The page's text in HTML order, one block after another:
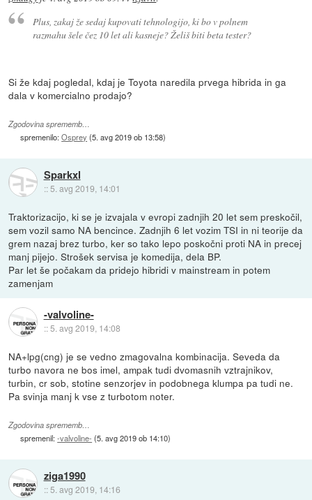
Plus, zakaj že sedaj kupovati tehnologijo, ki bo v polnem
razmahu šele čez 10 let ali kasneje? Želiš biti beta tester?
Si že kdaj pogledal, kdaj je Toyota naredila prvega hibrida in ga
dala v komercialno prodajo?
Zgodovina sprememb…
spremenilo:Osprey (5. avg 2019 ob 13:58)
Sparkxl
:: 5. avg 2019, 14:01
Traktorizacijo, ki se je izvajala v evropi zadnjih 20 let sem preskočil,
sem vozil samo NA bencince. Zadnjih 6 let vozim TSI in ni teorije da
grem nazaj brez turbo, ker so tako lepo poskočni proti NA in precej
manj pijejo. Strošek servisa je komedija, dela BP.
Par let še počakam da pridejo hibridi v mainstream in potem
zamenjam
-valvoline-
::5. avg 2019, 14:08
NA+lpg(cng) je se vedno zmagovalna kombinacija. Seveda da
turbo navora ne bos imel, ampak tudi dvomasnih vztrajnikov,
turbin, cr sob, stotine senzorjev in podobnega klumpa pa tudi ne.
Pa svinja manj k vse z turbotom noter.
Zgodovina sprememb…
spremenil:-valvoline- (5. avg 2019 ob 14:10)
ziga1990
:: 5. avg 2019, 14:16